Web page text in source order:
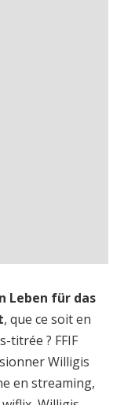
Leben für das
, que ce soit en
titrée ? FFIF
Willigis
en streaming,